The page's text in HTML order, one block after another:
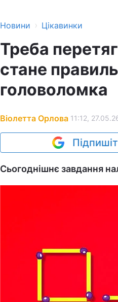
Новини › Цікавинки
Треба
стане
головоломка
Віолетта Орлова 11:12,
Сьогоднішнє завдання